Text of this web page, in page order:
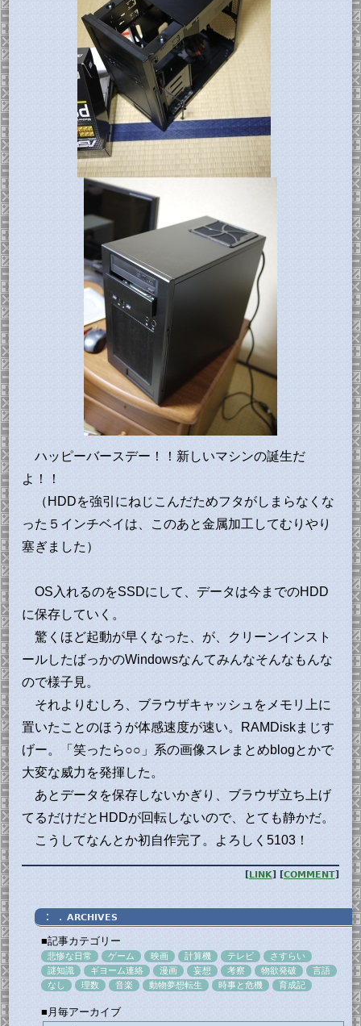
ハッピーバースデー！！新しいマシンの誕生だ
よ！！
（HDDを強引にねじこんだためフタがしまらなくな
った５インチベイは、このあと金属加工してむりやり
塞ぎました）
OS入れるのをSSDにして、データは今までのHDD
に保存していく。
驚くほど起動が早くなった、が、クリーンインスト
ールしたばっかのWindowsなんてみんなそんなもんな
ので様子見。
それよりむしろ、ブラウザキャッシュをメモリ上に
置いたことのほうが体感速度が速い。RAMDiskまじす
げー。「笑ったら○○」系の画像スレまとめblogとかで
大変な威力を発揮した。
あとデータを保存しないかぎり、ブラウザ立ち上げ
てるだけだとHDDが回転しないので、とても静かだ。
こうしてなんとか初自作完了。よろしく5103！
[LINK] [COMMENT]
：．ARCHIVES
■記事カテゴリー
悲惨な日常 ゲーム 映画 計算機 テレビ
さすらい
謎知識
ギヨーム連絡 漫画 妄想 考察 物欲発破
言語
なし
理数 音楽 動物夢想転生 時事と危機 育成記
■月毎アーカイブ